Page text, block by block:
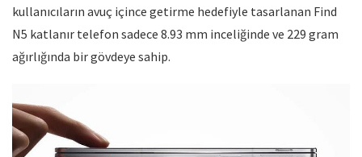
kullanıcıların avuç içince getirme hedefiyle tasarlanan Find
N5 katlanır telefon sadece 8.93 mm inceliğinde ve 229 gram
ağırlığında bir gövdeye sahip.